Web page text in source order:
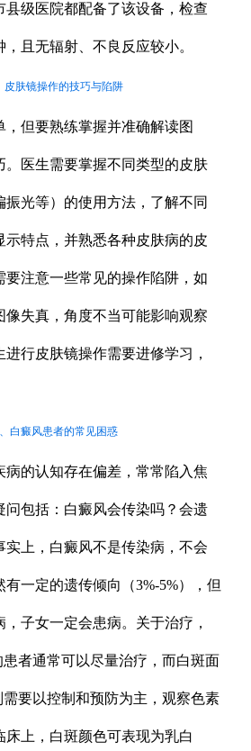
县级医院都配备了该设备，检查
且无辐射、不良反应较小。
皮肤镜操作的技巧与陷阱
，但要熟练掌握并准确解读图
。医生需要掌握不同类型的皮肤
光等）的使用方法，了解不同
示特点，并熟悉各种皮肤病的皮
要注意一些常见的操作陷阱，如
像失真，角度不当可能影响观察
行皮肤镜操作需要进修学习，
白癜风患者的常见困惑
病的认知存在偏差，常常陷入焦
问包括：白癜风会传染吗？会遗
实上，白癜风不是传染病，不会
一定的遗传倾向（3%-5%），但
子女一定会患病。关于治疗，
患者通常可以尽量治疗，而白斑面
要以控制和预防为主，观察色素
床上，白斑颜色可表现为乳白